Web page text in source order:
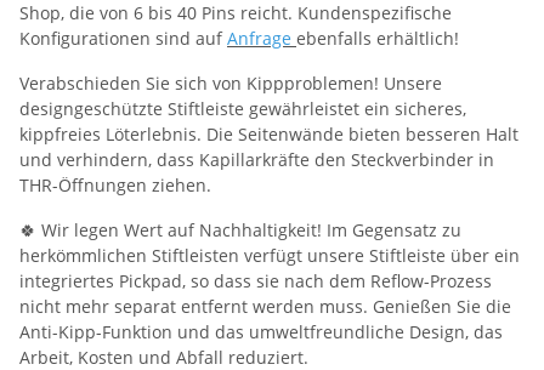
Shop, die von 6 bis 40 Pins reicht. Kundenspezifische
Konfigurationen sind aufAnfrage ebenfalls erhältlich!
Verabschieden Sie sich von Kippproblemen! Unsere
designgeschützte Stiftleiste gewährleistet ein sicheres,
kippfreies Löterlebnis. Die Seitenwände bieten besseren Halt
und verhindern, dass Kapillarkräfte den Steckverbinder in
THR-Öffnungen ziehen.
🍀 Wir legen Wert auf Nachhaltigkeit! Im Gegensatz zu
herkömmlichen Stiftleisten verfügt unsere Stiftleiste über ein
integriertes Pickpad, so dass sie nach dem Reflow-Prozess
nicht mehr separat entfernt werden muss. Genießen Sie die
Anti-Kipp-Funktion und das umweltfreundliche Design, das
Arbeit, Kosten und Abfall reduziert.